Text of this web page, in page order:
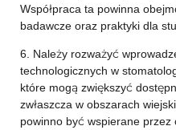
Współpraca ta powinna
badawcze oraz praktyki dla
6. Należy rozważyć
technologicznych w
które mogą zwiększyć
zwłaszcza w obszarach
powinno być wspierane